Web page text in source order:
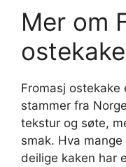
Mer om
ostekake
Fromasj
stammer fra
tekstur og søte,
smak. Hva
deilige kaken har